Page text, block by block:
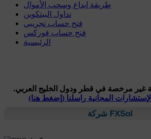
طريقة إيداع وسحب الأموال
تداول البيتكوين
فتح حساب تجريبي
فتح حساب فوركس
الرئيسية
غير مرخصة في قطر ودول الخليج العربي.
المجانية راسلنا (إضغط هنا)
شركة FXSol